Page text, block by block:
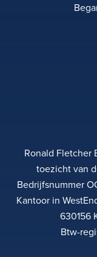
Ronald Fletcher
toezicht van
Bedrijfsnummer
Kantoor in
630156
Btw-